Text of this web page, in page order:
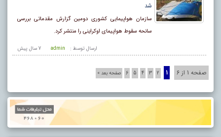
شد
سازمان هواپیمایی کشوری دومین گزارش مقدماتی بررسی
سانحه سقوط هواپیمای اوکراینی را منتشر کرد.
7 سال پيش ارسال توسط : admin
صفحه 1 از 6 1
2
3
4
5
6 صفحه بعد »